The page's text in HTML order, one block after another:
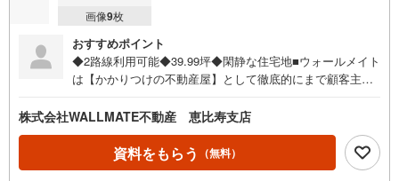
画像9枚
おすすめポイント
◆2路線利用可能◆39.99坪◆閑静な住宅地■ウォールメイト
は【かかりつけの不動産屋】として徹底的にまで顧客主義
網を駆使し、最良の不動産をご提案。■住宅ローンシュミレ
ーション無料相談会 毎日随時開催中。■ウォールメイトオ
リジナルの住宅購入・住替え等について分かりやすく解説
したガイドブックをご希望者様に【無料プレゼント】
株式会社WALLMATE不動産 恵比寿支店
資料をもらう （無料）